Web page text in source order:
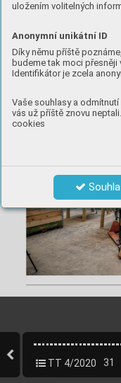
uložením volitelných
Anonymní unikátní ID
Díky němu příště
budeme tak moci přesněji
Identifikátor je zcela
Vaše souhlasy a
vás už příště znovu
cookies
TT 4/2020 31